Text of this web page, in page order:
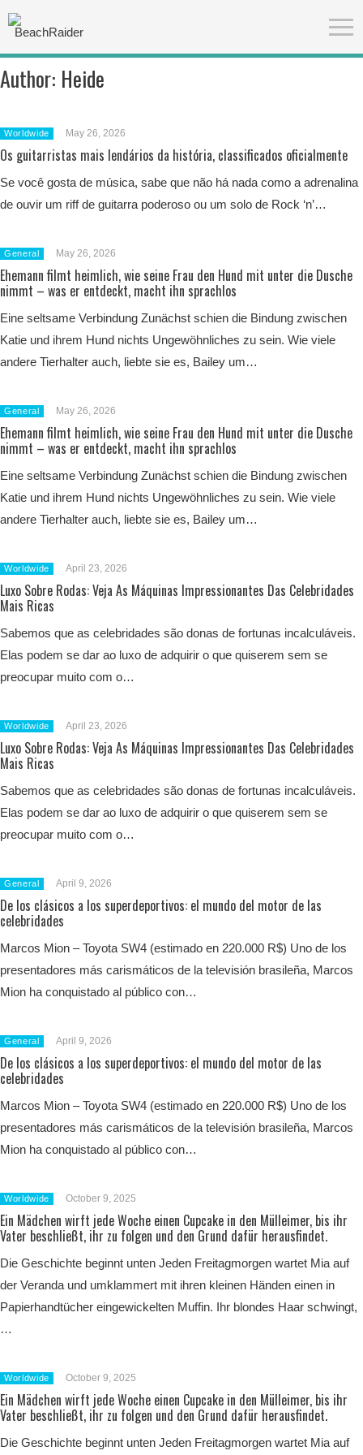
Author: Heide
Worldwide May 26, 2026
Os guitarristas mais lendários da história, classificados oficialmente
Se você gosta de música, sabe que não há nada como a adrenalina
de ouvir um riff de guitarra poderoso ou um solo de Rock ‘n’…
General May 26, 2026
Ehemann filmt heimlich, wie seine Frau den Hund mit unter die Dusche
nimmt – was er entdeckt, macht ihn sprachlos
Eine seltsame Verbindung Zunächst schien die Bindung zwischen
Katie und ihrem Hund nichts Ungewöhnliches zu sein. Wie viele
andere Tierhalter auch, liebte sie es, Bailey um…
General May 26, 2026
Ehemann filmt heimlich, wie seine Frau den Hund mit unter die Dusche
nimmt – was er entdeckt, macht ihn sprachlos
Eine seltsame Verbindung Zunächst schien die Bindung zwischen
Katie und ihrem Hund nichts Ungewöhnliches zu sein. Wie viele
andere Tierhalter auch, liebte sie es, Bailey um…
Worldwide April 23, 2026
Luxo Sobre Rodas: Veja As Máquinas Impressionantes Das Celebridades
Mais Ricas
Sabemos que as celebridades são donas de fortunas incalculáveis.
Elas podem se dar ao luxo de adquirir o que quiserem sem se
preocupar muito com o…
Worldwide April 23, 2026
Luxo Sobre Rodas: Veja As Máquinas Impressionantes Das Celebridades
Mais Ricas
Sabemos que as celebridades são donas de fortunas incalculáveis.
Elas podem se dar ao luxo de adquirir o que quiserem sem se
preocupar muito com o…
General April 9, 2026
De los clásicos a los superdeportivos: el mundo del motor de las
celebridades
Marcos Mion – Toyota SW4 (estimado en 220.000 R$) Uno de los
presentadores más carismáticos de la televisión brasileña, Marcos
Mion ha conquistado al público con…
General April 9, 2026
De los clásicos a los superdeportivos: el mundo del motor de las
celebridades
Marcos Mion – Toyota SW4 (estimado en 220.000 R$) Uno de los
presentadores más carismáticos de la televisión brasileña, Marcos
Mion ha conquistado al público con…
Worldwide October 9, 2025
Ein Mädchen wirft jede Woche einen Cupcake in den Mülleimer, bis ihr
Vater beschließt, ihr zu folgen und den Grund dafür herausfindet.
Die Geschichte beginnt unten Jeden Freitagmorgen wartet Mia auf
der Veranda und umklammert mit ihren kleinen Händen einen in
Papierhandtücher eingewickelten Muffin. Ihr blondes Haar schwingt,
…
Worldwide October 9, 2025
Ein Mädchen wirft jede Woche einen Cupcake in den Mülleimer, bis ihr
Vater beschließt, ihr zu folgen und den Grund dafür herausfindet.
Die Geschichte beginnt unten Jeden Freitagmorgen wartet Mia auf